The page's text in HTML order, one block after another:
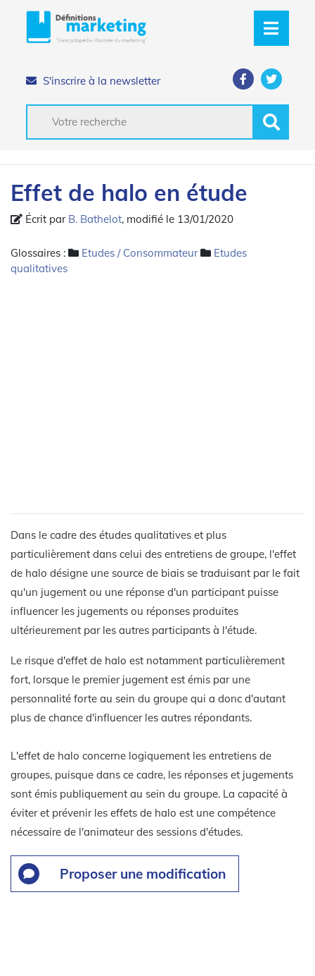
S'inscrire à la newsletter
Effet de halo en étude
Écrit par B. Bathelot, modifié le 13/01/2020
Glossaires : Etudes / Consommateur
Etudes
qualitatives
Dans le cadre des études qualitatives et plus
particulièrement dans celui des entretiens de groupe, l'effet
de halo désigne une source de biais se traduisant par le fait
qu'un jugement ou une réponse d'un participant puisse
influencer les jugements ou réponses produites
ultérieurement par les autres participants à l'étude.
Le risque d'effet de halo est notamment particulièrement
fort, lorsque le premier jugement est émis par une
personnalité forte au sein du groupe qui a donc d'autant
plus de chance d'influencer les autres répondants.
L'effet de halo concerne logiquement les entretiens de
groupes, puisque dans ce cadre, les réponses et jugements
sont émis publiquement au sein du groupe. La capacité à
éviter et prévenir les effets de halo est une compétence
nécessaire de l'animateur des sessions d'études.
Proposer une modification